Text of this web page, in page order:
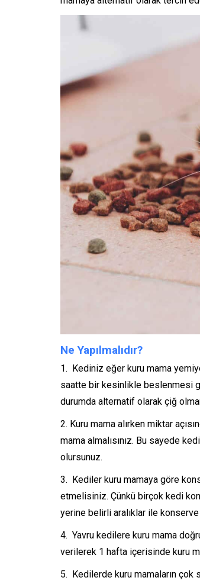
Ne Yapılmalıdır?
Kediniz eğer kuru mama
saatte bir kesinlikle beslenmesi
durumda alternatif olarak çiğ
Kuru mama alırken miktar
mama almalısınız. Bu sayede
olursunuz.
Kediler kuru mamaya göre
etmelisiniz. Çünkü birçok kedi
yerine belirli aralıklar ile
Yavru kedilere kuru mama
verilerek 1 hafta içerisinde kuru
Kedilerde kuru mamaların çok